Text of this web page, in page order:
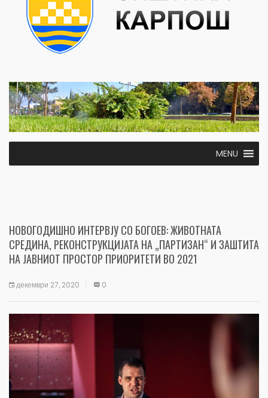
MENU
НОВОГОДИШНО ИНТЕРВЈУ СО БОГОЕВ: ЖИВОТНАТА
СРЕДИНА, РЕКОНСТРУКЦИЈАТА НА „ПАРТИЗАН“ И ЗАШТИТА
НА ЈАВНИОТ ПРОСТОР ПРИОРИТЕТИ ВО 2021
декември 27, 2020 0